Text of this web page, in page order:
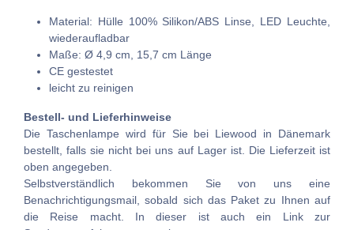
Material: Hülle 100% Silikon/ABS Linse, LED Leuchte,
wiederaufladbar
Maße: Ø 4,9 cm, 15,7 cm Länge
CE gestestet
leicht zu reinigen
Bestell- und Lieferhinweise
Die Taschenlampe wird für Sie bei Liewood in Dänemark
bestellt, falls sie nicht bei uns auf Lager ist. Die Lieferzeit ist
oben angegeben.
Selbstverständlich bekommen Sie von uns eine
Benachrichtigungsmail, sobald sich das Paket zu Ihnen auf
die Reise macht. In dieser ist auch ein Link zur